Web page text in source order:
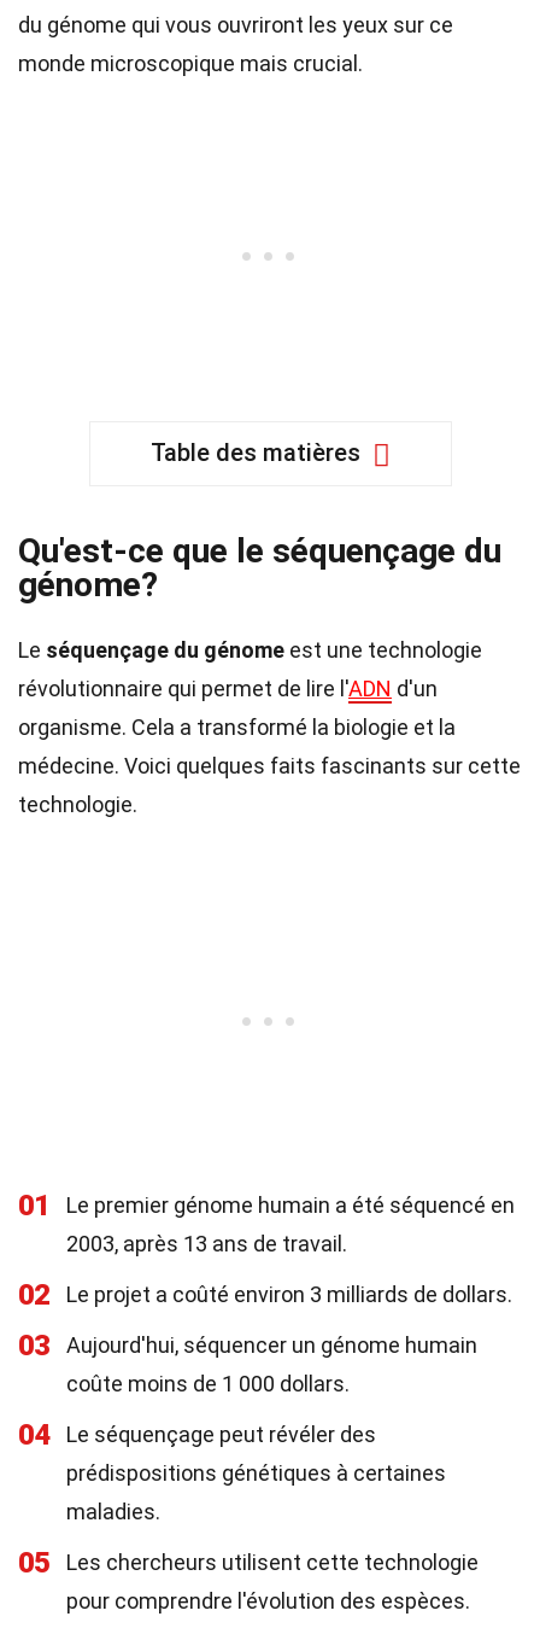
du génome qui vous ouvriront les yeux sur ce
monde microscopique mais crucial.
Table des matières
Qu'est-ce que le séquençage du
génome?
Le séquençage du génome est une technologie
révolutionnaire qui permet de lire l'ADN d'un
organisme. Cela a transformé la biologie et la
médecine. Voici quelques faits fascinants sur cette
technologie.
01
Le premier génome humain a été séquencé en
2003, après 13 ans de travail.
02 Le projet a coûté environ 3 milliards de dollars.
03
Aujourd'hui, séquencer un génome humain
coûte moins de 1 000 dollars.
04
Le séquençage peut révéler des
prédispositions génétiques à certaines
maladies.
05
Les chercheurs utilisent cette technologie
pour comprendre l'évolution des espèces.